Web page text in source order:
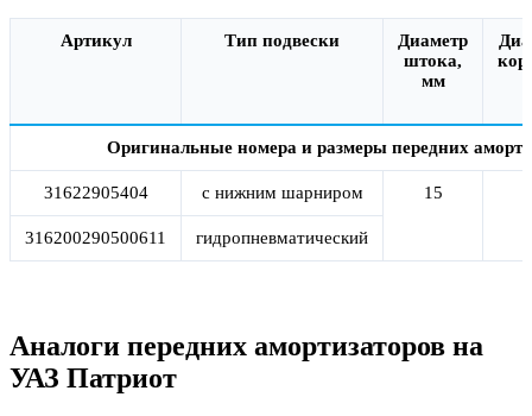
Артикул Тип подвески
Диаметр
штока,
мм
Оригинальные номера и размеры передних
31622905404 с нижним шарниром 15
316200290500611 гидропневматический
Аналоги передних амортизаторов на
УАЗ Патриот